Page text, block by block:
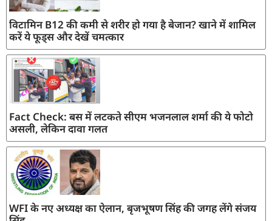
विटामिन B12 की कमी से शरीर हो गया है बेजान? खाने में शामिल
करें ये फूड्स और देखें चमत्कार
Fact Check: बस में लटकते सीएम भजनलाल शर्मा की ये फोटो
असली, लेकिन दावा गलत
WFI के नए अध्यक्ष का ऐलान, बृजभूषण सिंह की जगह लेंगे संजय